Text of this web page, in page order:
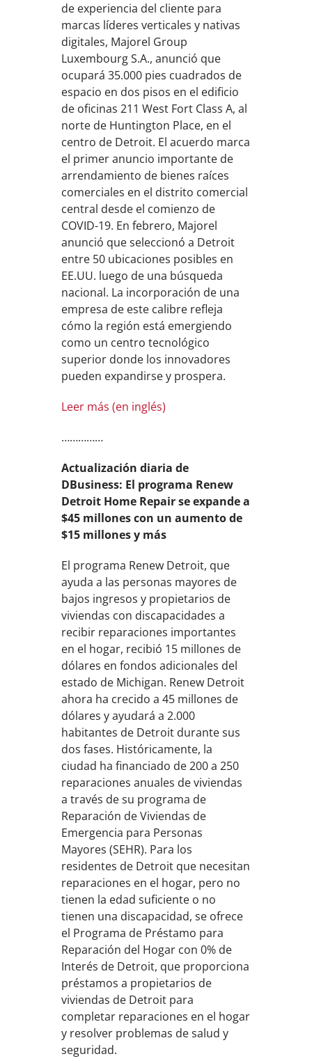
de experiencia del cliente para
marcas líderes verticales y nativas
digitales, Majorel Group
Luxembourg S.A., anunció que
ocupará 35.000 pies cuadrados de
espacio en dos pisos en el edificio
de oficinas 211 West Fort Class A, al
norte de Huntington Place, en el
centro de Detroit. El acuerdo marca
el primer anuncio importante de
arrendamiento de bienes raíces
comerciales en el distrito comercial
central desde el comienzo de
COVID-19. En febrero, Majorel
anunció que seleccionó a Detroit
entre 50 ubicaciones posibles en
EE.UU. luego de una búsqueda
nacional. La incorporación de una
empresa de este calibre refleja
cómo la región está emergiendo
como un centro tecnológico
superior donde los innovadores
pueden expandirse y prospera.
Leer más (en inglés)
……………
Actualización diaria de
DBusiness: El programa Renew
Detroit Home Repair se expande a
$45 millones con un aumento de
$15 millones y más
El programa Renew Detroit, que
ayuda a las personas mayores de
bajos ingresos y propietarios de
viviendas con discapacidades a
recibir reparaciones importantes
en el hogar, recibió 15 millones de
dólares en fondos adicionales del
estado de Michigan. Renew Detroit
ahora ha crecido a 45 millones de
dólares y ayudará a 2.000
habitantes de Detroit durante sus
dos fases. Históricamente, la
ciudad ha financiado de 200 a 250
reparaciones anuales de viviendas
a través de su programa de
Reparación de Viviendas de
Emergencia para Personas
Mayores (SEHR). Para los
residentes de Detroit que necesitan
reparaciones en el hogar, pero no
tienen la edad suficiente o no
tienen una discapacidad, se ofrece
el Programa de Préstamo para
Reparación del Hogar con 0% de
Interés de Detroit, que proporciona
préstamos a propietarios de
viviendas de Detroit para
completar reparaciones en el hogar
y resolver problemas de salud y
seguridad.